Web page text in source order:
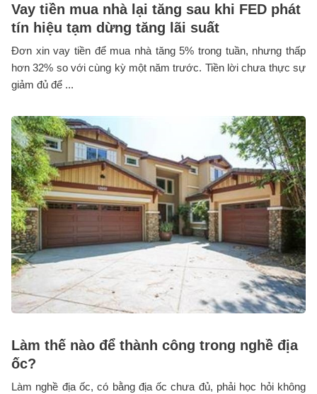
Vay tiền mua nhà lại tăng sau khi FED phát
tín hiệu tạm dừng tăng lãi suất
Đơn xin vay tiền để mua nhà tăng 5% trong tuần, nhưng thấp
hơn 32% so với cùng kỳ một năm trước. Tiền lời chưa thực sự
giảm đủ để ...
Làm thế nào để thành công trong nghề địa
ốc?
Làm nghề địa ốc, có bằng địa ốc chưa đủ, phải học hỏi không